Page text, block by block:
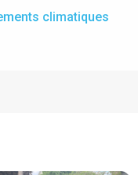
climatiques